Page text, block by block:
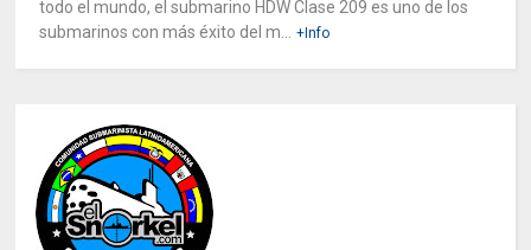
todo el mundo, el submarino HDW Clase 209 es uno de los
submarinos con más éxito del m...
+Info